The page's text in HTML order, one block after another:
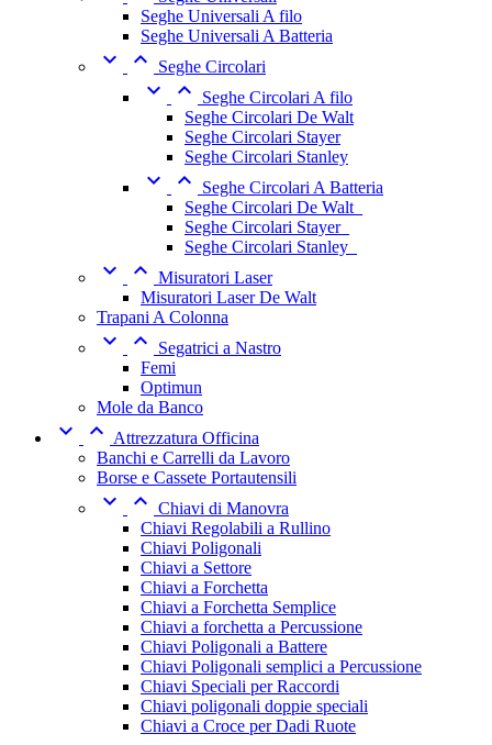
Seghe Universali A filo
Seghe Universali A Batteria
  Seghe Circolari
 
Seghe Circolari A filo
Seghe Circolari De Walt
Seghe Circolari Stayer
Seghe Circolari Stanley
 
Seghe Circolari A Batteria
Seghe Circolari De Walt_
Seghe Circolari Stayer_
Seghe Circolari Stanley_
  Misuratori Laser
Misuratori Laser De Walt
Trapani A Colonna
 
Segatrici a Nastro
Femi
Optimun
Mole da Banco
  Attrezzatura Officina
Banchi e Carrelli da Lavoro
Borse e Cassete Portautensili
  Chiavi di Manovra
Chiavi Regolabili a Rullino
Chiavi Poligonali
Chiavi a Settore
Chiavi a Forchetta
Chiavi a Forchetta Semplice
Chiavi a forchetta a Percussione
Chiavi Poligonali a Battere
Chiavi Poligonali semplici a Percussione
Chiavi Speciali per Raccordi
Chiavi poligonali doppie speciali
Chiavi a Croce per Dadi Ruote